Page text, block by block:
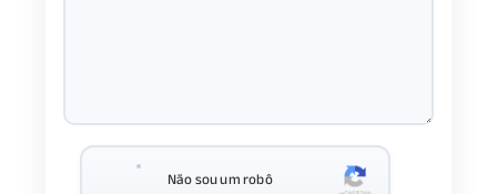
Não sou um robô